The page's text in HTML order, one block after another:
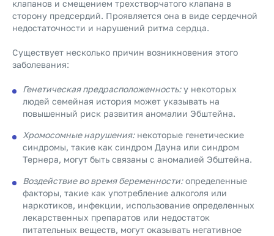
клапанов и смещением трехстворчатого клапана в
сторону предсердий. Проявляется она в виде сердечной
недостаточности и нарушений ритма сердца.
Существует несколько причин возникновения этого
заболевания:
Генетическая предрасположенность:у некоторых
людей семейная история может указывать на
повышенный риск развития аномалии Эбштейна.
Хромосомные нарушения:некоторые генетические
синдромы, такие как синдром Дауна или синдром
Тернера, могут быть связаны с аномалией Эбштейна.
Воздействие во время беременности:определенные
факторы, такие как употребление алкоголя или
наркотиков, инфекции, использование определенных
лекарственных препаратов или недостаток
питательных веществ, могут оказывать негативное